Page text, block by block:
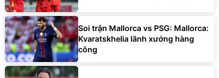
Soi trận Mallorca vs PSG: Mallorca:
Kvaratskhelia lãnh xướng hàng
công